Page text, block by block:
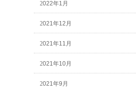
2022年1月
2021年12月
2021年11月
2021年10月
2021年9月